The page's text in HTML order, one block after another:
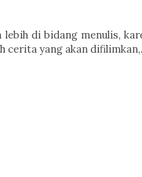
di bidang menulis,
cerita yang akan difilimkan,.